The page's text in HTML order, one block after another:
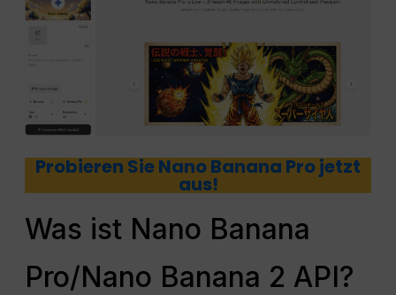
Probieren Sie Nano Banana Pro jetzt
aus!
Was ist Nano Banana
Pro/Nano Banana 2 API?